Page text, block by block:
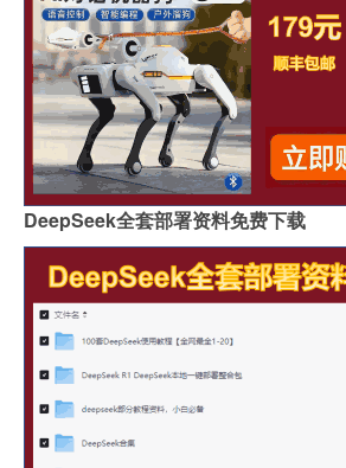
DeepSeek全套部署资料免费下载